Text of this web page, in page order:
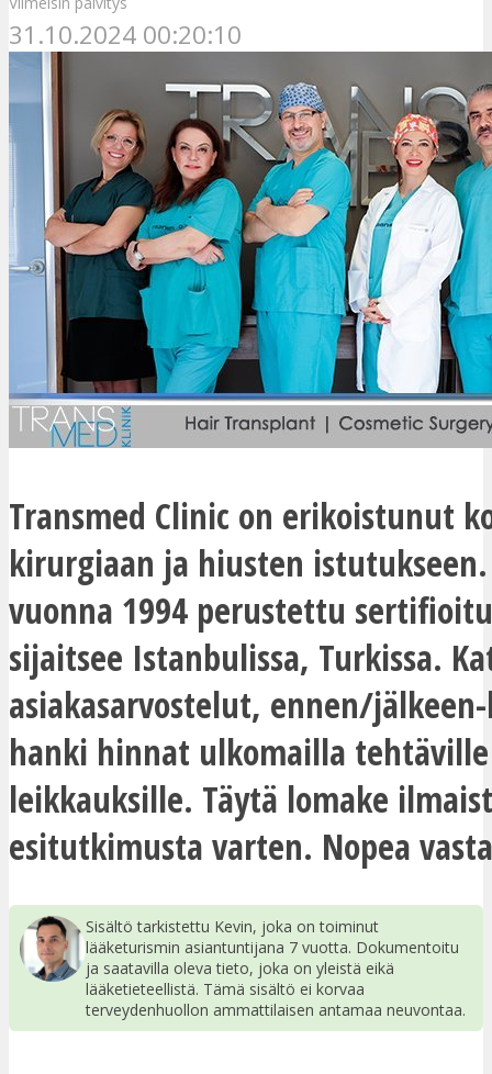
31.10.2024 00:20:10
Transmed Clinic on erikoistunut
kirurgiaan ja hiusten istutukseen.
vuonna 1994 perustettu
sijaitsee Istanbulissa, Turkissa.
asiakasarvostelut, ennen/
hanki hinnat ulkomailla tehtäville
leikkauksille. Täytä lomake
esitutkimusta varten. Nopea
Sisältö tarkistettu Kevin, joka on toiminut
lääketurismin asiantuntijana 7 vuotta. Dokumentoitu
ja saatavilla oleva tieto, joka on yleistä eikä
lääketieteellistä. Tämä sisältö ei korvaa
terveydenhuollon ammattilaisen antamaa neuvontaa.